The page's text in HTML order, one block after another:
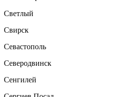
Светлый
Свирск
Севастополь
Северодвинск
Сенгилей